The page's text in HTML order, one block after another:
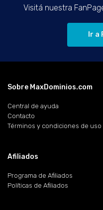
Visitá nuestra
Ir a
Sobre MaxDominios.com
Central de ayuda
Contacto
Términos y condiciones de uso
Afiliados
Programa de Afiliados
Políticas de Afiliados